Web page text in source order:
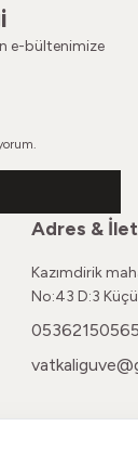
e-bültenimize
Adres &
Kazımdirik
No:43 D:3
05362150565